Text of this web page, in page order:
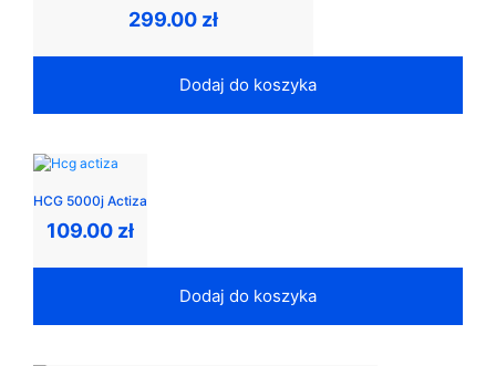
299.00 zł
Dodaj do koszyka
HCG 5000j Actiza
109.00 zł
Dodaj do koszyka